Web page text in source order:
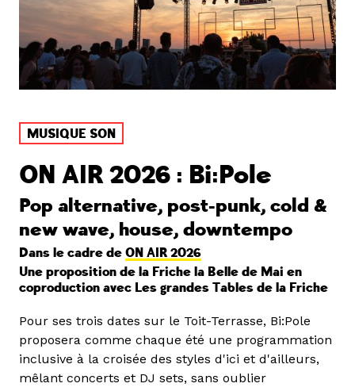
MUSIQUE SON
ON AIR 2026 : Bi:Pole
Pop alternative, post-punk, cold &
new wave, house, downtempo
Dans le cadre de ON AIR 2026
Une proposition de la Friche la Belle de Mai en
coproduction avec Les grandes Tables de la Friche
Pour ses trois dates sur le Toit-Terrasse, Bi:Pole
proposera comme chaque été une programmation
inclusive à la croisée des styles d'ici et d'ailleurs,
mêlant concerts et DJ sets, sans oublier